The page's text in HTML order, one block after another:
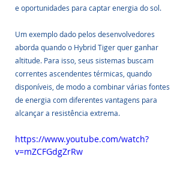
e oportunidades para captar energia do sol.
Um exemplo dado pelos desenvolvedores
aborda quando o Hybrid Tiger quer ganhar
altitude. Para isso, seus sistemas buscam
correntes ascendentes térmicas, quando
disponíveis, de modo a combinar várias fontes
de energia com diferentes vantagens para
alcançar a resistência extrema.
https://www.youtube.com/watch?
v=mZCFGdgZrRw